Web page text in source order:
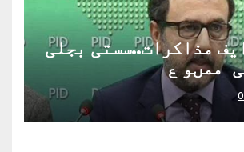
مذاکرات..سستی بجلی
ممںو ع